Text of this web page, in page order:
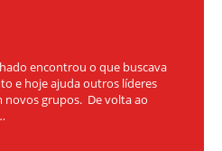
encontrou o que buscava
e hoje ajuda outros líderes
grupos. De volta ao